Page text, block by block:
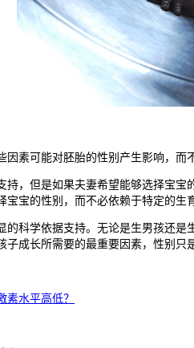
可能对胚胎的性别产生影响，而
但是如果夫妻希望能够选择宝宝
宝的性别，而不必依赖于特定的生
学依据支持。无论是生男孩还是
成长所需要的最重要因素，性别
水平高低？